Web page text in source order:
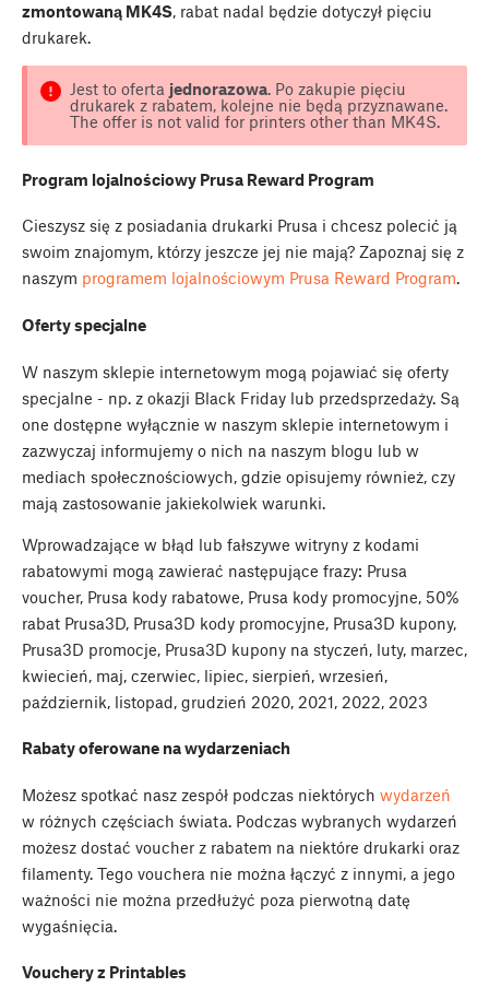
zmontowaną MK4S, rabat nadal będzie dotyczył pięciu
drukarek.
Jest to oferta jednorazowa. Po zakupie pięciu
drukarek z rabatem, kolejne nie będą przyznawane.
The offer is not valid for printers other than MK4S.
Program lojalnościowy Prusa Reward Program
Cieszysz się z posiadania drukarki Prusa i chcesz polecić ją
swoim znajomym, którzy jeszcze jej nie mają? Zapoznaj się z
naszym programem lojalnościowym Prusa Reward Program.
Oferty specjalne
W naszym sklepie internetowym mogą pojawiać się oferty
specjalne - np. z okazji Black Friday lub przedsprzedaży. Są
one dostępne wyłącznie w naszym sklepie internetowym i
zazwyczaj informujemy o nich na naszym blogu lub w
mediach społecznościowych, gdzie opisujemy również, czy
mają zastosowanie jakiekolwiek warunki.
Wprowadzające w błąd lub fałszywe witryny z kodami
rabatowymi mogą zawierać następujące frazy: Prusa
voucher, Prusa kody rabatowe, Prusa kody promocyjne, 50%
rabat Prusa3D, Prusa3D kody promocyjne, Prusa3D kupony,
Prusa3D promocje, Prusa3D kupony na styczeń, luty, marzec,
kwiecień, maj, czerwiec, lipiec, sierpień, wrzesień,
październik, listopad, grudzień 2020, 2021, 2022, 2023
Rabaty oferowane na wydarzeniach
Możesz spotkać nasz zespół podczas niektórych wydarzeń
w różnych częściach świata. Podczas wybranych wydarzeń
możesz dostać voucher z rabatem na niektóre drukarki oraz
filamenty. Tego vouchera nie można łączyć z innymi, a jego
ważności nie można przedłużyć poza pierwotną datę
wygaśnięcia.
Vouchery z Printables